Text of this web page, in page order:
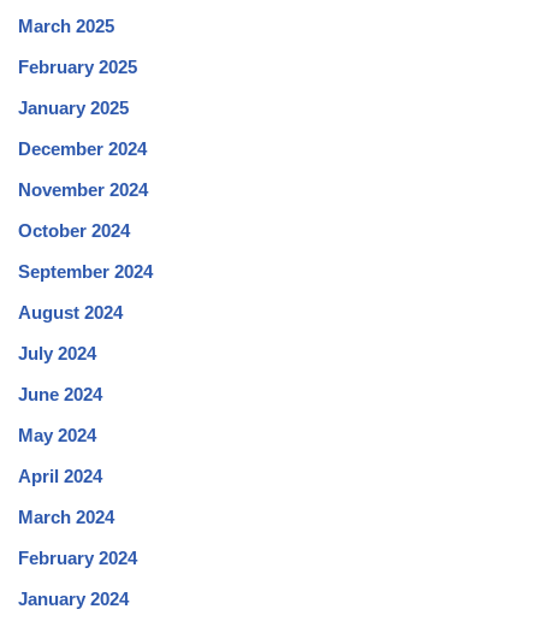
March 2025
February 2025
January 2025
December 2024
November 2024
October 2024
September 2024
August 2024
July 2024
June 2024
May 2024
April 2024
March 2024
February 2024
January 2024